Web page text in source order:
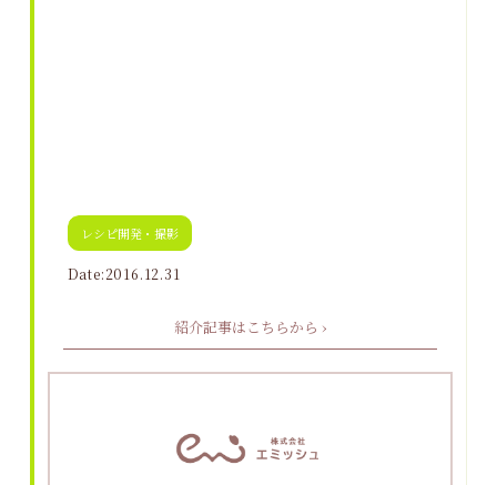
レシピ開発・撮影
Date:2016.12.31
紹介記事はこちらから ›